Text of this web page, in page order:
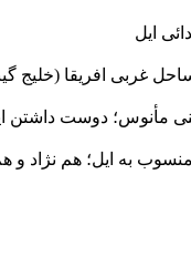
ایل
غربی افریقا (خلیج
مأنوس؛ دوست
به ایل؛ هم نژاد و